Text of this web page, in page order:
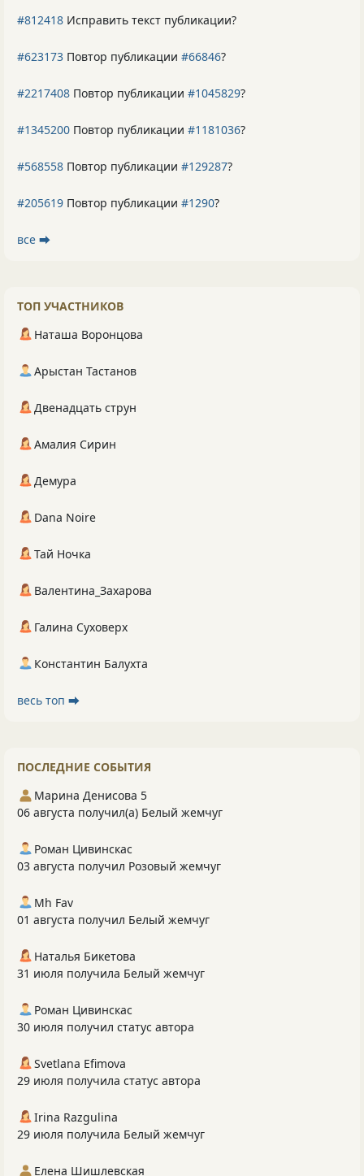
#812418 Исправить текст публикации?
#623173 Повтор публикации #66846?
#2217408 Повтор публикации #1045829?
#1345200 Повтор публикации #1181036?
#568558 Повтор публикации #129287?
#205619 Повтор публикации #1290?
все ⮕
ТОП УЧАСТНИКОВ
Наташа Воронцова
Арыстан Тастанов
Двенадцать струн
Амалия Сирин
Демура
Dana Noire
Тай Ночка
Валентина_Захарова
Галина Суховерх
Константин Балухта
весь топ ⮕
ПОСЛЕДНИЕ СОБЫТИЯ
Марина Денисова 5
06 августа получил(а) Белый жемчуг
Роман Цивинскас
03 августа получил Розовый жемчуг
Mh Fav
01 августа получил Белый жемчуг
Наталья Бикетова
31 июля получила Белый жемчуг
Роман Цивинскас
30 июля получил статус автора
Svetlana Efimova
29 июля получила статус автора
Irina Razgulina
29 июля получила Белый жемчуг
Елена Шишлевская